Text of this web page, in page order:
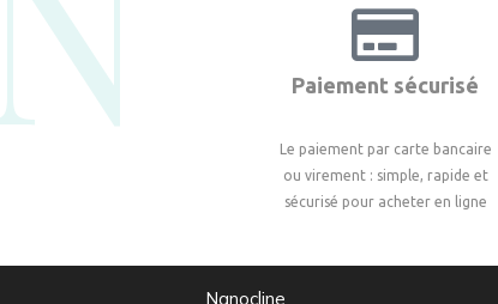
Paiement sécurisé
Le paiement par carte bancaire
ou virement : simple, rapide et
sécurisé pour acheter en ligne
Nanocline